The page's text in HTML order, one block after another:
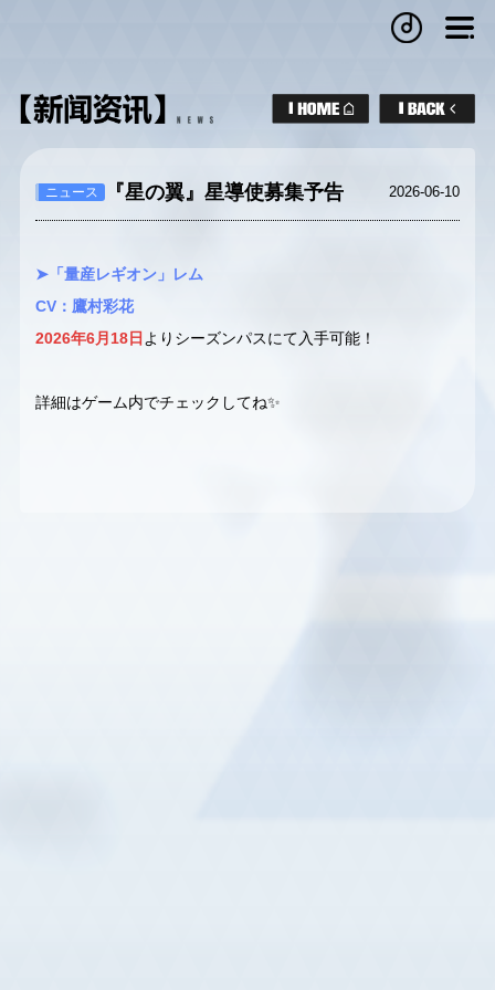
ニュース 『星の翼』星導使募集予告 2026-06-10
➤「量産レギオン」レム
CV：鷹村彩花
2026年6月18日 よりシーズンパスにて入手可能！
詳細はゲーム内でチェックしてね✨